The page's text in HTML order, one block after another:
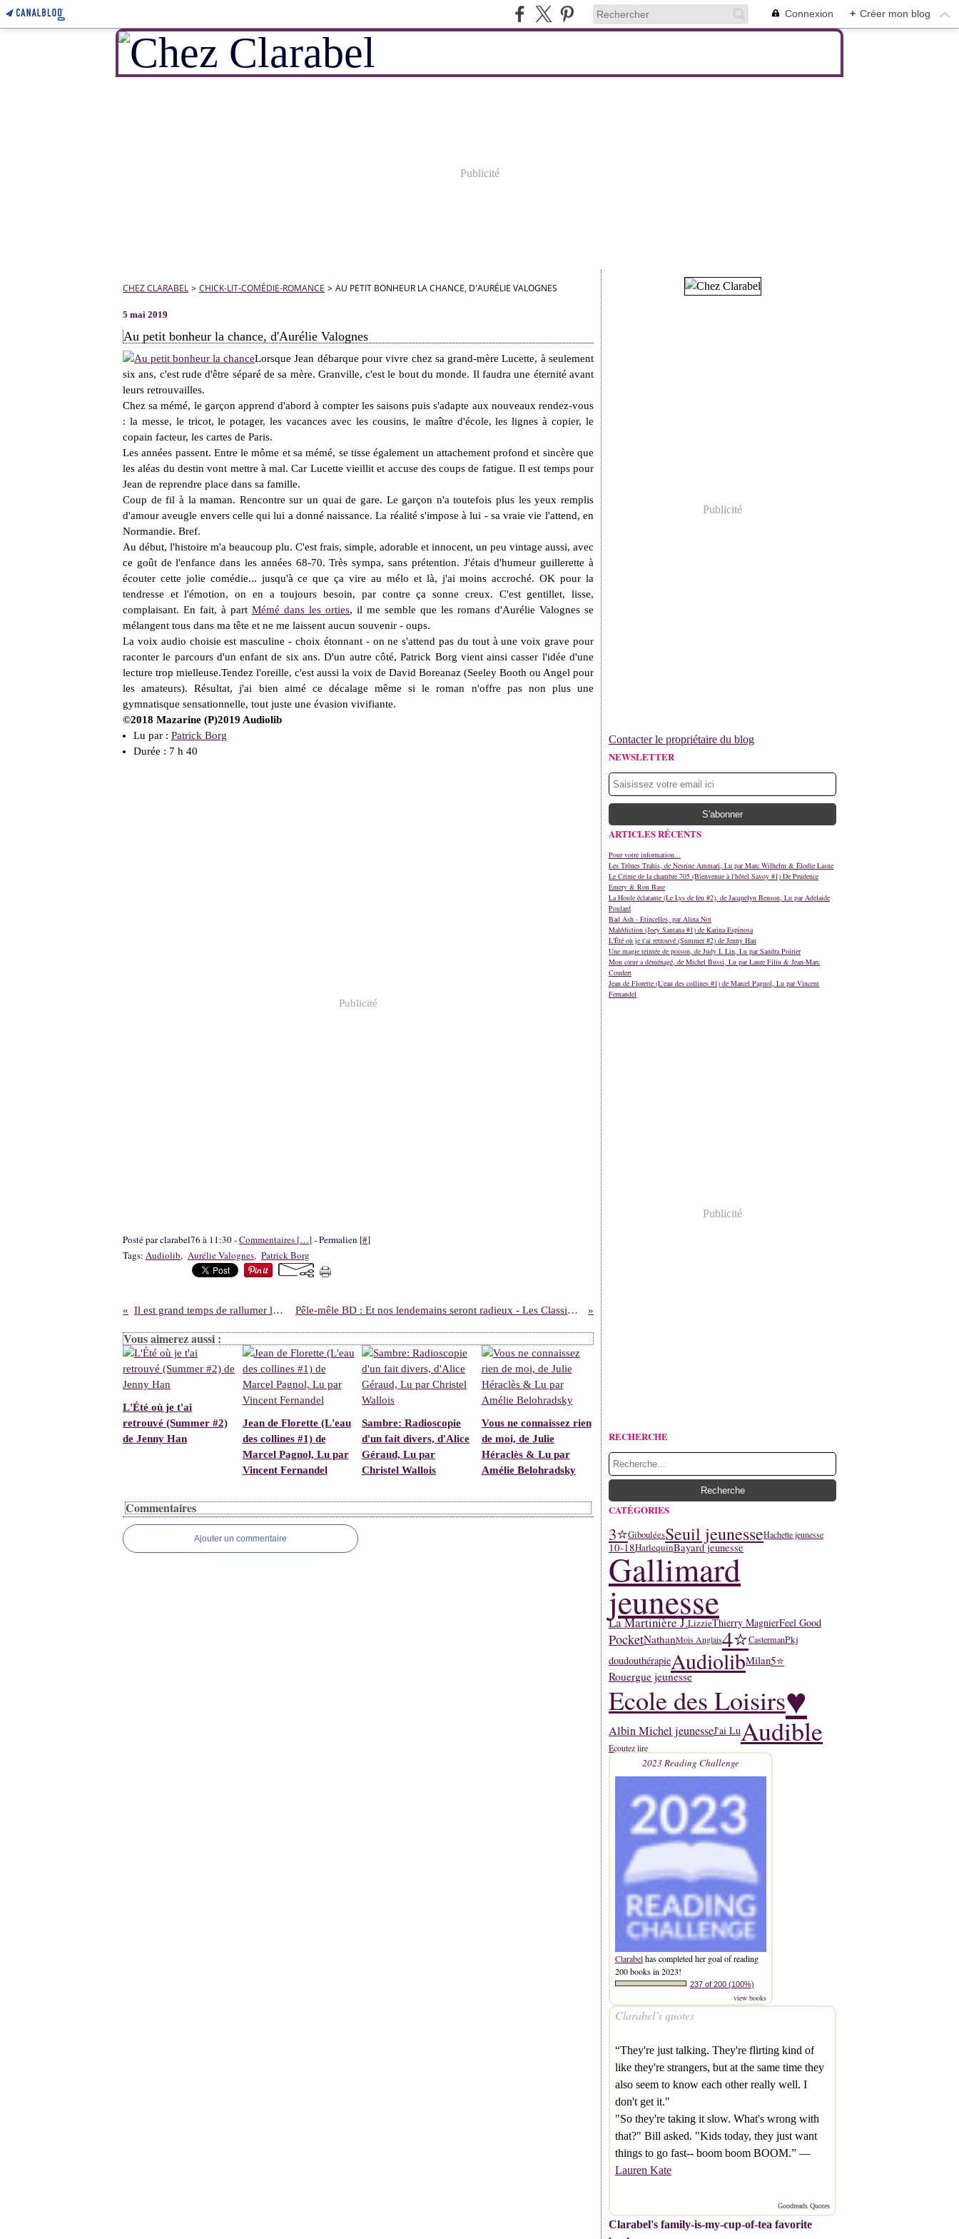
Connexion + Créer mon blog
Publicité
CHEZ CLARABEL > CHICK-LIT-COMÉDIE-ROMANCE > AU PETIT BONHEUR LA CHANCE, D'AURÉLIE VALOGNES
5 mai 2019
Au petit bonheur la chance, d'Aurélie Valognes
Lorsque Jean débarque pour vivre chez sa grand-mère Lucette, à seulement
six ans, c'est rude d'être séparé de sa mère. Granville, c'est le bout du monde. Il faudra une éternité avant
leurs retrouvailles.
Chez sa mémé, le garçon apprend d'abord à compter les saisons puis s'adapte aux nouveaux rendez-vous
: la messe, le tricot, le potager, les vacances avec les cousins, le maître d'école, les lignes à copier, le
copain facteur, les cartes de Paris.
Les années passent. Entre le môme et sa mémé, se tisse également un attachement profond et sincère que
les aléas du destin vont mettre à mal. Car Lucette vieillit et accuse des coups de fatigue. Il est temps pour
Jean de reprendre place dans sa famille.
Coup de fil à la maman. Rencontre sur un quai de gare. Le garçon n'a toutefois plus les yeux remplis
d'amour aveugle envers celle qui lui a donné naissance. La réalité s'impose à lui - sa vraie vie l'attend, en
Normandie. Bref.
Au début, l'histoire m'a beaucoup plu. C'est frais, simple, adorable et innocent, un peu vintage aussi, avec
ce goût de l'enfance dans les années 68-70. Très sympa, sans prétention. J'étais d'humeur guillerette à
écouter cette jolie comédie... jusqu'à ce que ça vire au mélo et là, j'ai moins accroché.OK pour la
tendresse et l'émotion, on en a toujours besoin, par contre ça sonne creux. C'est gentillet, lisse,
complaisant. En fait, à part Mémé dans les orties, il me semble que les romans d'Aurélie Valognes se
mélangent tous dans ma tête et ne me laissent aucun souvenir - oups.
La voix audio choisie est masculine - choix étonnant - on ne s'attend pas du tout à une voix grave pour
raconter le parcours d'un enfant de six ans. D'un autre côté, Patrick Borg vient ainsi casser l'idée d'une
lecture trop mielleuse.Tendez l'oreille, c'est aussi la voix de David Boreanaz (Seeley Booth ou Angel pour
les amateurs). Résultat, j'ai bien aimé ce décalage même si le roman n'offre pas non plus une
gymnatisque sensationnelle, tout juste une évasion vivifiante.
©2018 Mazarine (P)2019 Audiolib
Lu par : Patrick Borg
Durée : 7 h 40
Publicité
Posté par clarabel76 à 11:30 -Commentaires […]- Permalien [#]
Tags: Audiolib, Aurélie Valognes, Patrick Borg
Il est grand temps de rallumer les étoiles, de Virginie Grimaldi Pêle-mêle BD : Et nos lendemains seront radieux - Les Classiques de Patrique (Chroniques décalées de la littérature)
Vous aimerez aussi :
L'Été où je t'ai
retrouvé (Summer #2)
de Jenny Han
Jean de Florette (L'eau
des collines #1) de
Marcel Pagnol, Lu par
Vincent Fernandel
Sambre: Radioscopie
d'un fait divers, d'Alice
Géraud, Lu par
Christel Wallois
Vous ne connaissez rien
de moi, de Julie
Héraclès & Lu par
Amélie Belohradsky
Commentaires
Ajouter un commentaire
Publicité
Contacter le propriétaire du blog
NEWSLETTER
ARTICLES RÉCENTS
Pour votre information...
Les Trônes Trahis, de Nesrine Ammari, Lu par Marc Wilhelm & Élodie Lasne
Le Crime de la chambre 705 (Bienvenue à l'hôtel Savoy #1) De Prudence
Emery & Ron Base
La Houle éclatante (Le Lys de feu #2), de Jacquelyn Benson, Lu par Adelaide
Poulard
Bad Ash - Etincelles, par Alina Not
Malédiction (Joey Santana #1) de Karina Espinosa
L'Été où je t'ai retrouvé (Summer #2) de Jenny Han
Une magie teintée de poison, de Judy I. Lin, Lu par Sandra Poirier
Mon cœur a déménagé, de Michel Bussi, Lu par Laure Filiu & Jean-Marc
Coudert
Jean de Florette (L'eau des collines #1) de Marcel Pagnol, Lu par Vincent
Fernandel
Publicité
RECHERCHE
CATÉGORIES
3⭐GibouléesSeuil jeunesseHachette jeunesse
10-18HarlequinBayard jeunesse
Gallimard
jeunesse
La Martinière J.LizzieThierry MagnierFeel Good
PocketNathanMois Anglais4⭐CastermanPkj
doudouthérapieAudiolibMilan5⭐
Rouergue jeunesse
Ecole des Loisirs♥
Albin Michel jeunesseJ'ai LuAudible
Ecoutez lire
2023 Reading Challenge
Clarabelhas completed her goal of reading
200 books in 2023!
237 of 200 (100%)
view books
Clarabel’s quotes
“They're just talking. They're flirting kind of
like they're strangers, but at the same time they
also seem to know each other really well. I
don't get it."
"So they're taking it slow. What's wrong with
that?" Bill asked. "Kids today, they just want
things to go fast-- boom boom BOOM.” —
Lauren Kate
Goodreads Quotes
Clarabel's family-is-my-cup-of-tea favorite